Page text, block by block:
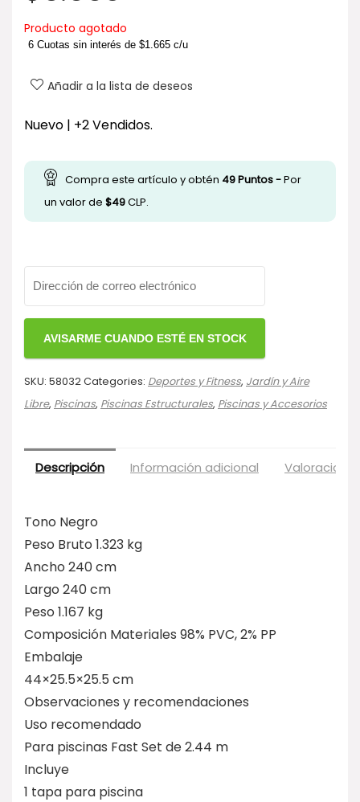
precio
original
era:
$14.990.
actual
es:
$9.990.
Producto agotado
6 Cuotas sin interés de $1.665 c/u
Añadir a la lista de deseos
Nuevo | +2 Vendidos.
Compra este artículo y obtén 49Puntos -Por
un valor de $49CLP.
SKU: 58032Categories: Deportes y Fitness, Jardín y Aire
Libre, Piscinas, Piscinas Estructurales, Piscinas y Accesorios
Descripción Información adicional
Tono Negro
Peso Bruto 1.323 kg
Ancho 240 cm
Largo 240 cm
Peso 1.167 kg
Composición Materiales 98% PVC, 2% PP
Embalaje
44×25.5×25.5 cm
Observaciones y recomendaciones
Uso recomendado
Para piscinas Fast Set de 2.44 m
Incluye
1 tapa para piscina